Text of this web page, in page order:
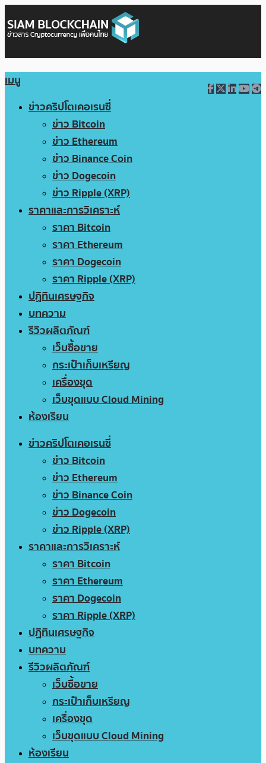
เมนู
ข่าวคริปโตเคอเรนซี่
ข่าว Bitcoin
ข่าว Ethereum
ข่าว Binance Coin
ข่าว Dogecoin
ข่าว Ripple (XRP)
ราคาและการวิเคราะห์
ราคา Bitcoin
ราคา Ethereum
ราคา Dogecoin
ราคา Ripple (XRP)
ปฏิทินเศรษฐกิจ
บทความ
รีวิวผลิตภัณฑ์
เว็บซื้อขาย
กระเป๋าเก็บเหรียญ
เครื่องขุด
เว็บขุดแบบ Cloud Mining
ห้องเรียน
ข่าวคริปโตเคอเรนซี่
ข่าว Bitcoin
ข่าว Ethereum
ข่าว Binance Coin
ข่าว Dogecoin
ข่าว Ripple (XRP)
ราคาและการวิเคราะห์
ราคา Bitcoin
ราคา Ethereum
ราคา Dogecoin
ราคา Ripple (XRP)
ปฏิทินเศรษฐกิจ
บทความ
รีวิวผลิตภัณฑ์
เว็บซื้อขาย
กระเป๋าเก็บเหรียญ
เครื่องขุด
เว็บขุดแบบ Cloud Mining
ห้องเรียน